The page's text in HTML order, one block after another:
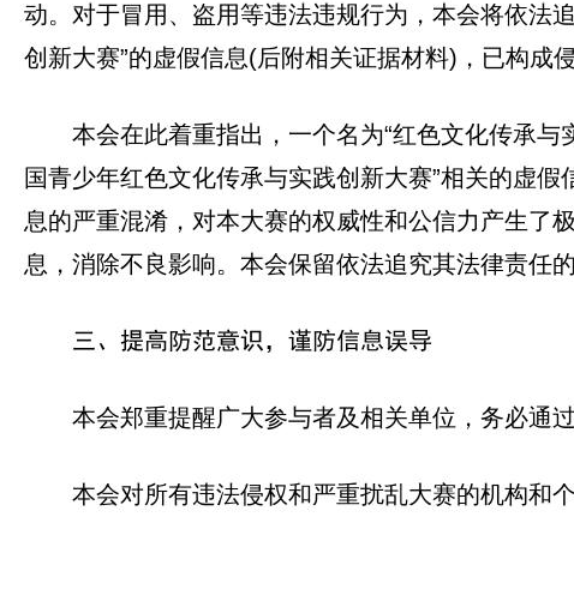
动。对于冒用、盗用等违法违规行为，本会将依法
创新大赛”的虚假信息(后附相关证据材料)，已构成
本会在此着重指出，一个名为“红色文化传承
国青少年红色文化传承与实践创新大赛”相关的虚
息的严重混淆，对本大赛的权威性和公信力产生了
息，消除不良影响。本会保留依法追究其法律责任的
三、提高防范意识，谨防信息误导
本会郑重提醒广大参与者及相关单位，务必通
本会对所有违法侵权和严重扰乱大赛的机构和